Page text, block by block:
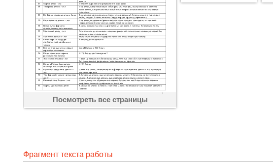
Посмотреть все страницы
Фрагмент текста работы